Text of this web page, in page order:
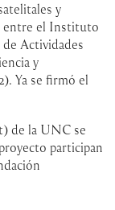
y
entre el Instituto
Actividades
y
Ya se firmó el
de la UNC se
participan